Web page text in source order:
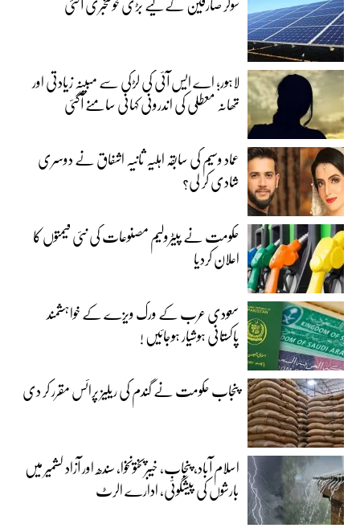
لاہور؛ اے ایس آئی کی لڑکی سے مبینہ زیادتی اور
تھانہ معطلی کی اندرونی کہانی سامنے آگئی
عماد وسیم کی سابقہ اہلیہ ثانیہ اشفاق نے دوسری
شادی کر لی؟
حکومت نے پیٹرولیم مصنوعات کی نئی قیمتوں کا
اعلان کردیا
سعودی عرب کے ورک ویزے کے خواہشمند
پاکستانی ہوشیار ہوجائیں !
پنجاب حکومت نے گندم کی ریلیز پرائس مقرر کر دی‎
اسلام آباد، پنجاب، خیبرپختونخوا، سندھ اور آزاد کشمیر میں
بارشوں کی پیشگوئی، ادارے الرٹ